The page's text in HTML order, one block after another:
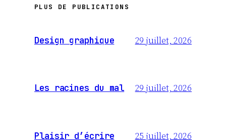
PLUS DE PUBLICATIONS
Design graphique 29 juillet, 2026
Les racines du mal 29 juillet, 2026
Plaisir d’écrire 25 juillet, 2026